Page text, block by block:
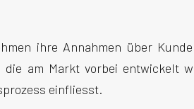
ihre Annahmen über
am Markt vorbei entwickelt
einfliesst.